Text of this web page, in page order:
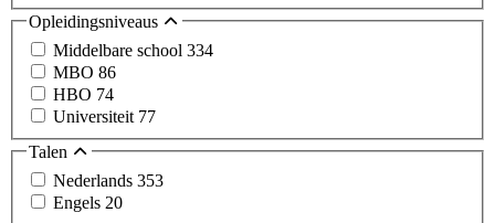
Opleidingsniveaus
Middelbare school 334
MBO 86
HBO 74
Universiteit 77
Talen
Nederlands 353
Engels 20